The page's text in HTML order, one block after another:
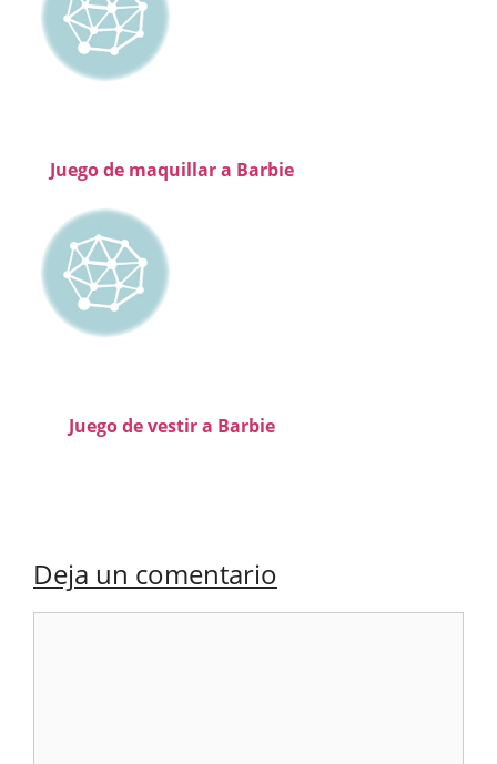
Juego de maquillar a Barbie
Juego de vestir a Barbie
Deja un comentario